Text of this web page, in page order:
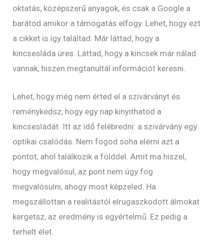
oktatás, középszerű anyagok, és csak a Google a
barátod amikor a támogatás elfogy. Lehet, hogy ezt
a cikket is így találtad. Már láttad, hogy a
kincsesláda üres. Láttad, hogy a kincsek már nálad
vannak, hiszen megtanultál információt keresni.
Lehet, hogy még nem érted el a szivárványt és
reménykedsz, hogy egy nap kinyithatod a
kincsesládát. Itt az idő felébredni: a szivárvány egy
optikai csalódás. Nem fogod soha elérni azt a
pontot, ahol találkozik a földdel. Amit ma hiszel,
hogy megvalósul, az pont nem úgy fog
megvalósulni, ahogy most képzeled. Ha
megszállottan a realitástól elrugaszkodott álmokat
kergetsz, az eredmény is egyértelmű. Ez pedig a
terhelt élet.